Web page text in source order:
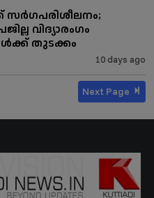
വിദ്യാരംഗം
തുടക്കം
10 days ago
Next Page